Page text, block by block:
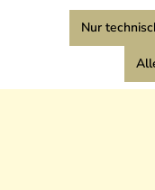
Datenschutz/
Wir
Nur